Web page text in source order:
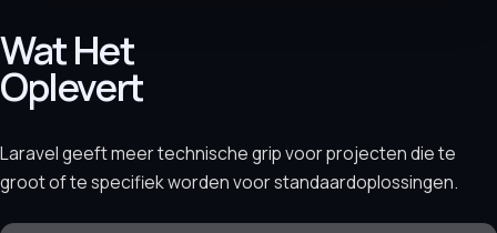
Wat Het
Oplevert
Laravel geeft meer technische grip voor projecten die te
groot of te specifiek worden voor standaardoplossingen.